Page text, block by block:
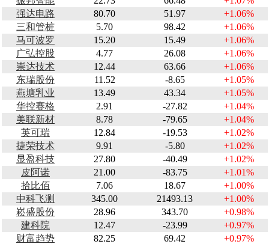
强达电路
80.70 51.97
+1.06%
三和管桩
5.70 98.42
+1.06%
马可波罗
15.20 15.49
+1.06%
广弘控股
4.77 26.08
+1.06%
崇达技术
12.44 63.66
+1.06%
东瑞股份
11.52 -8.65
+1.05%
燕塘乳业
13.49 43.34
+1.05%
华控赛格
2.91 -27.82
+1.04%
美联新材
8.78 -79.65
+1.04%
英可瑞
12.84 -19.53
+1.02%
捷荣技术
9.91 -5.80
+1.02%
显盈科技
27.80 -40.49
+1.02%
皮阿诺
21.00 -83.75
+1.01%
拾比佰
7.06 18.67
+1.00%
中科飞测
345.00 21493.13
+1.00%
崧盛股份
28.96 343.70
+0.98%
建科院
12.47 -23.99
+0.97%
财富趋势
82.25 69.42
+0.97%